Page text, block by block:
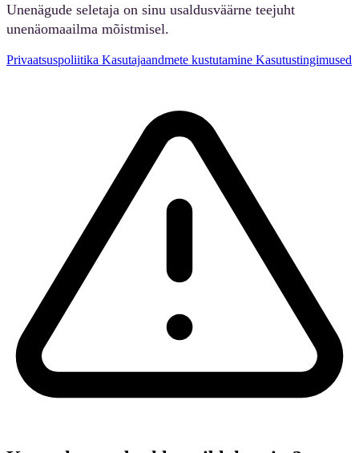
Unenägude seletaja on sinu usaldusväärne teejuht
unenäomaailma mõistmisel.
Privaatsuspoliitika Kasutajaandmete kustutamine Kasutustingimused